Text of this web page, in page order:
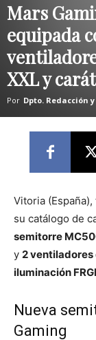
Mars
equipada
XXL y
Por Dpto. Redacción
Vitoria
su catálogo de
semitorre
y 2
iluminación
Nueva
Gaming